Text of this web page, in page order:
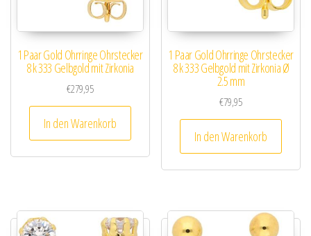
1 Paar Gold Ohrringe Ohrstecker
8 k 333 Gelbgold mit Zirkonia
€279,95
In den Warenkorb
1 Paar Gold Ohrringe Ohrstecker
8 k 333 Gelbgold mit Zirkonia Ø
2.5 mm
€79,95
In den Warenkorb